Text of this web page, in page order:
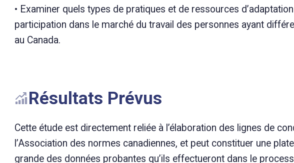
• Examiner quels types de pratiques et de ressources
participation dans le marché du travail des personnes ayant
au Canada.
Résultats Prévus
Cette étude est directement reliée à l’élaboration des lignes de
l’Association des normes canadiennes, et peut constituer une
grande des données probantes qu’ils effectueront dans le